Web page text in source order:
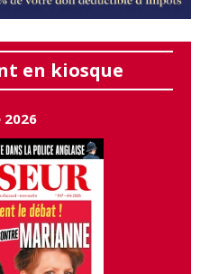
en kiosque
2026